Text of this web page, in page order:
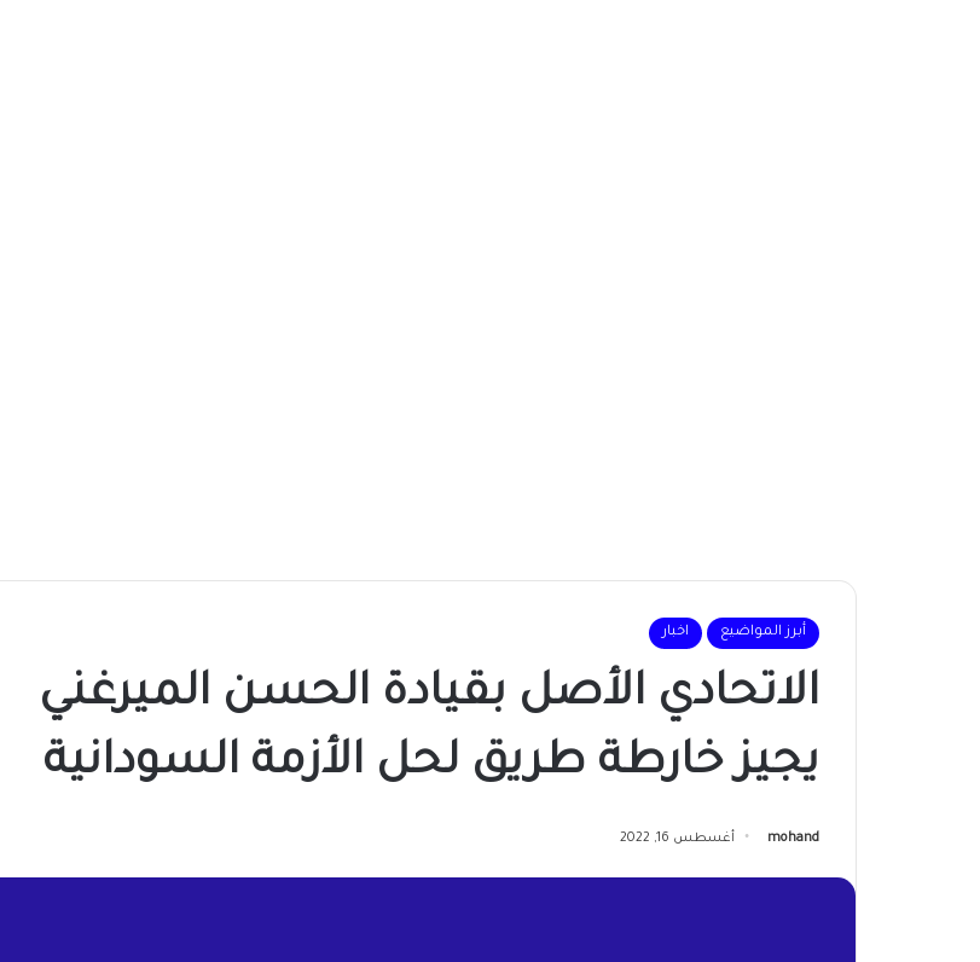
أبرز المواضيع اخبار
الاتحادي الأصل بقيادة الحسن الميرغني
يجيز خارطة طريق لحل الأزمة السودانية
mohand أغسطس 16, 2022